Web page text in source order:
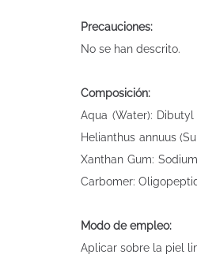
Precauciones:
No se han descrito.
Composición:
Aqua (Water):
Helianthus annuus
Xanthan Gum:
Carbomer:
Modo de empleo:
Aplicar sobre la piel